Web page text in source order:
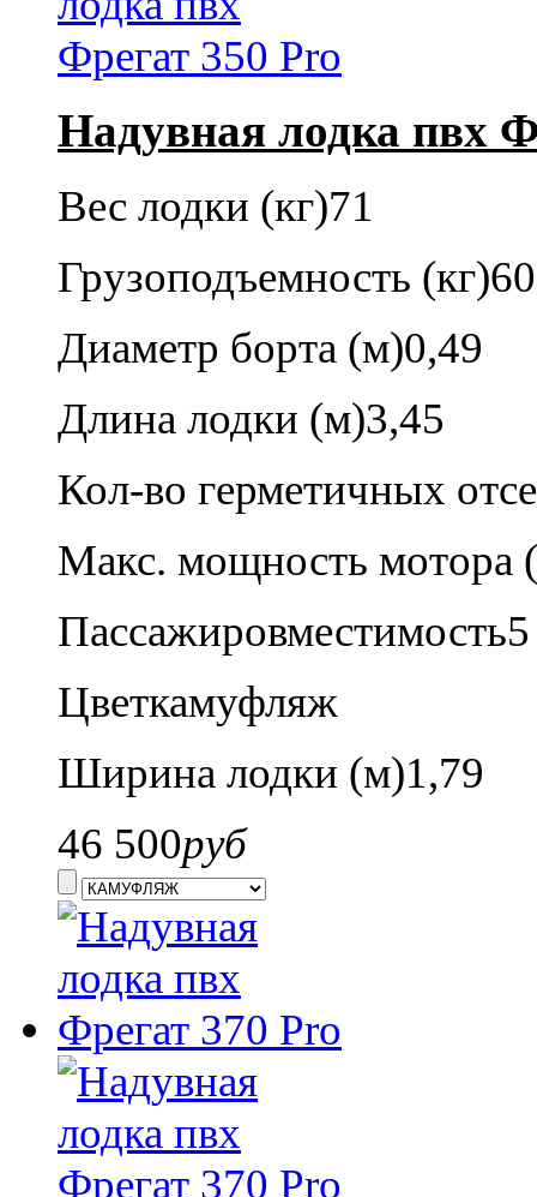
Надувная лодка пвх
Вес лодки (кг)71
Грузоподъемность (кг)
Диаметр борта (м)0,49
Длина лодки (м)3,45
Кол-во герметичных
Макс. мощность мотора
Пассажировместимость5
Цветкамуфляж
Ширина лодки (м)1,79
46 500руб